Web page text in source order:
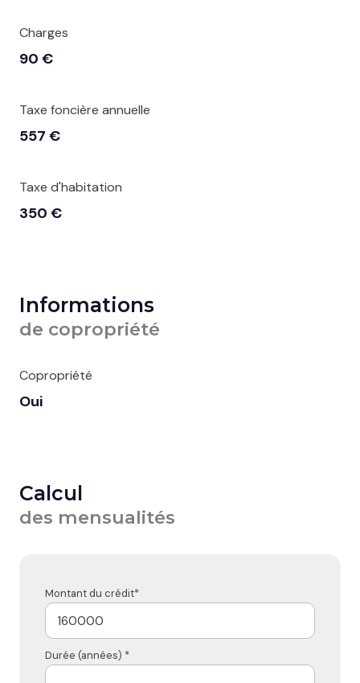
Charges
90 €
Taxe foncière annuelle
557 €
Taxe d'habitation
350 €
Informations
de copropriété
Copropriété
Oui
Calcul
des mensualités
Montant du crédit*
Durée (années) *